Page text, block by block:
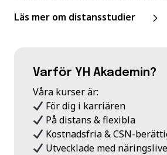
Läs mer om distansstudier
Varför YH Akademin?
Våra kurser är:
För dig i karriären
På distans & flexibla
Kostnadsfria & CSN-
Utvecklade med